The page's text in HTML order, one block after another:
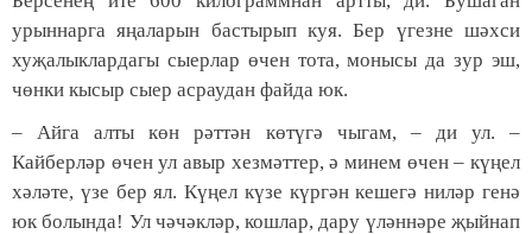
урыннарга яңаларын бастырып куя. Бер үгезне шәхси
хуҗалыклардагы сыерлар өчен тота, монысы да зур эш,
чөнки кысыр сыер асраудан файда юк.
– Айга алты көн рәттән көтүгә чыгам, – ди ул. –
Кайберләр өчен ул авыр хезмәттер, ә минем өчен – күңел
хәләте, үзе бер ял. Күңел күзе күргән кешегә ниләр генә
юк болында! Ул чәчәкләр, кошлар, дару үләннәре җыйнап